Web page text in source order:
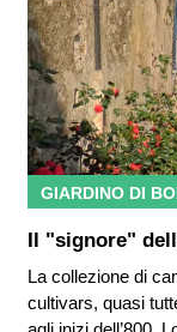
GIARDINO DI
Il "signore"
La collezione di
cultivars, quasi